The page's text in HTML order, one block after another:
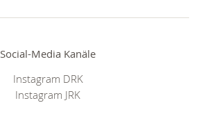
Social-Media Kanäle
Instagram DRK
Instagram JRK